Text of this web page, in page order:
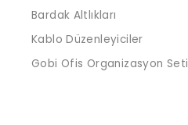
Bardak Altlıkları
Kablo Düzenleyiciler
Gobi Ofis Organizasyon Seti